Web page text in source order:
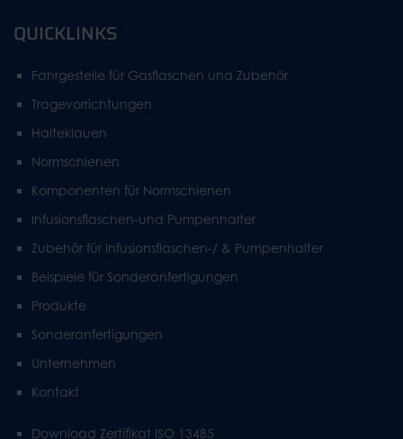
QUICKLINKS
Fahrgestelle für Gasflaschen und Zubehör
Tragevorrichtungen
Halteklauen
Normschienen
Komponenten für Normschienen
Infusionsflaschen-und Pumpenhalter
Zubehör für Infusionsflaschen-/ & Pumpenhalter
Beispiele für Sonderanfertigungen
Produkte
Sonderanfertigungen
Unternehmen
Kontakt
Download Zertifikat ISO 13485